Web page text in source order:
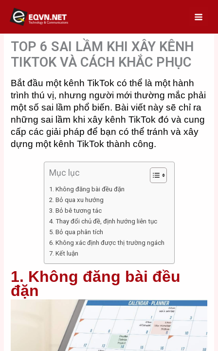
content
TOP 6 SAI LẦM KHI XÂY KÊNH
TIKTOK VÀ CÁCH KHẮC PHỤC
Bắt đầu một kênh TikTok có thể là một hành
trình thú vị, nhưng người mới thường mắc phải
một số sai lầm phổ biến. Bài viết này sẽ chỉ ra
những sai lầm khi xây kênh TikTok đó và cung
cấp các giải pháp để bạn có thể tránh và xây
dựng một kênh TikTok thành công.
Mục lục
1. Không đăng bài đều đặn
2. Bỏ qua xu hướng
3. Bỏ bê tương tác
4. Thay đổi chủ đề, định hướng liên tục
5. Bỏ qua phân tích
6. Không xác định được thị trường ngách
7. Kết luận
1. Không đăng bài đều
đặn